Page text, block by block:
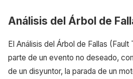
Análisis del Árbol de
El Análisis del Árbol de Fallas (Fault
parte de un evento no deseado,
de un disyuntor, la parada de un